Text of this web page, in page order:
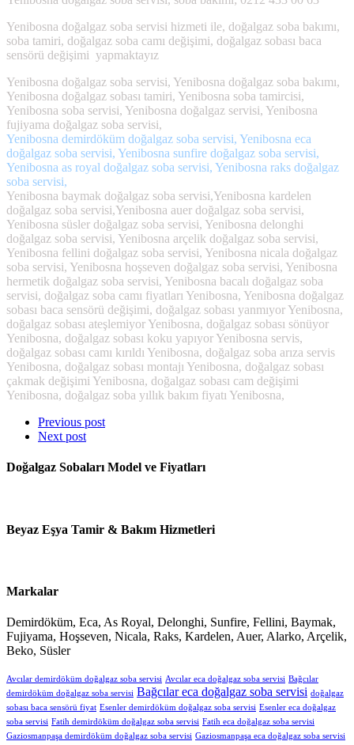
Yenibosna doğalgaz soba servisi hizmeti ile, doğalgaz soba bakımı,
soba tamiri, doğalgaz soba camı değişimi, doğalgaz sobası baca
sensörü değişimi yapmaktayız
Yenibosna doğalgaz soba servisi, Yenibosna doğalgaz soba bakımı,
Yenibosna doğalgaz sobası tamiri, Yenibosna soba tamircisi,
Yenibosna soba servisi, Yenibosna doğalgaz servisi, Yenibosna
fujiyama doğalgaz soba servisi,
Yenibosna demirdöküm doğalgaz soba servisi, Yenibosna eca
doğalgaz soba servisi, Yenibosna sunfire doğalgaz soba servisi,
Yenibosna as royal doğalgaz soba servisi, Yenibosna raks doğalgaz
soba servisi,
Yenibosna baymak doğalgaz soba servisi,Yenibosna kardelen
doğalgaz soba servisi,Yenibosna auer doğalgaz soba servisi,
Yenibosna süsler doğalgaz soba servisi, Yenibosna delonghi
doğalgaz soba servisi, Yenibosna arçelik doğalgaz soba servisi,
Yenibosna fellini doğalgaz soba servisi, Yenibosna nicala doğalgaz
soba servisi, Yenibosna hoşseven doğalgaz soba servisi, Yenibosna
hermetik doğalgaz soba servisi, Yenibosna bacalı doğalgaz soba
servisi, doğalgaz soba camı fiyatları Yenibosna, Yenibosna doğalgaz
sobası baca sensörü değişimi, doğalgaz sobası yanmıyor Yenibosna,
doğalgaz sobası ateşlemiyor Yenibosna, doğalgaz sobası sönüyor
Yenibosna, doğalgaz sobası koku yapıyor Yenibosna servis,
doğalgaz sobası camı kırıldı Yenibosna, doğalgaz soba arıza servis
Yenibosna, doğalgaz sobası montajı Yenibosna, doğalgaz sobası
çakmak değişimi Yenibosna, doğalgaz sobası cam değişimi
Yenibosna, doğalgaz soba yıllık bakım fiyatı Yenibosna,
Previous post
Next post
Doğalgaz Sobaları Model ve Fiyatları
Beyaz Eşya Tamir & Bakım Hizmetleri
Markalar
Demirdöküm, Eca, As Royal, Delonghi, Sunfire, Fellini, Baymak,
Fujiyama, Hoşseven, Nicala, Raks, Kardelen, Auer, Alarko, Arçelik,
Beko, Süsler
Avcılar demirdöküm doğalgaz soba servisi Avcılar eca doğalgaz soba servisi Bağcılar
demirdöküm doğalgaz soba servisi Bağcılar eca doğalgaz soba servisi doğalgaz
sobası baca sensörü fiyat Esenler demirdöküm doğalgaz soba servisi Esenler eca doğalgaz
soba servisi Fatih demirdöküm doğalgaz soba servisi Fatih eca doğalgaz soba servisi
Gaziosmanpaşa demirdöküm doğalgaz soba servisi Gaziosmanpaşa eca doğalgaz soba servisi